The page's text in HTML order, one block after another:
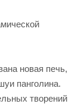
новая печь,
панголина.
творений